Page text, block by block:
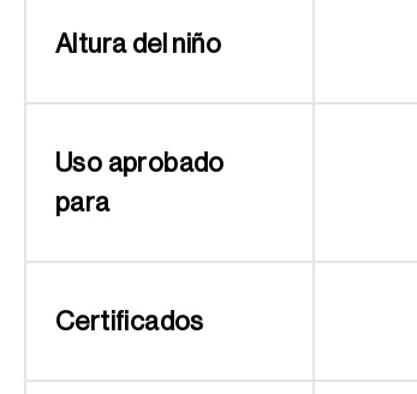
Altura del niño
Uso aprobado
para
Certificados